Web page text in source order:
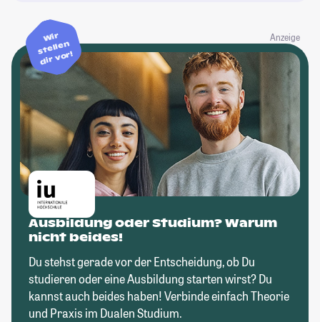
Anzeige
Wir
stellen
dir vor!
Ausbildung oder Studium? Warum
nicht beides!
Du stehst gerade vor der Entscheidung, ob Du
studieren oder eine Ausbildung starten wirst? Du
kannst auch beides haben! Verbinde einfach Theorie
und Praxis im Dualen Studium.